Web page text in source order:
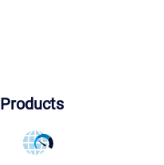
Products